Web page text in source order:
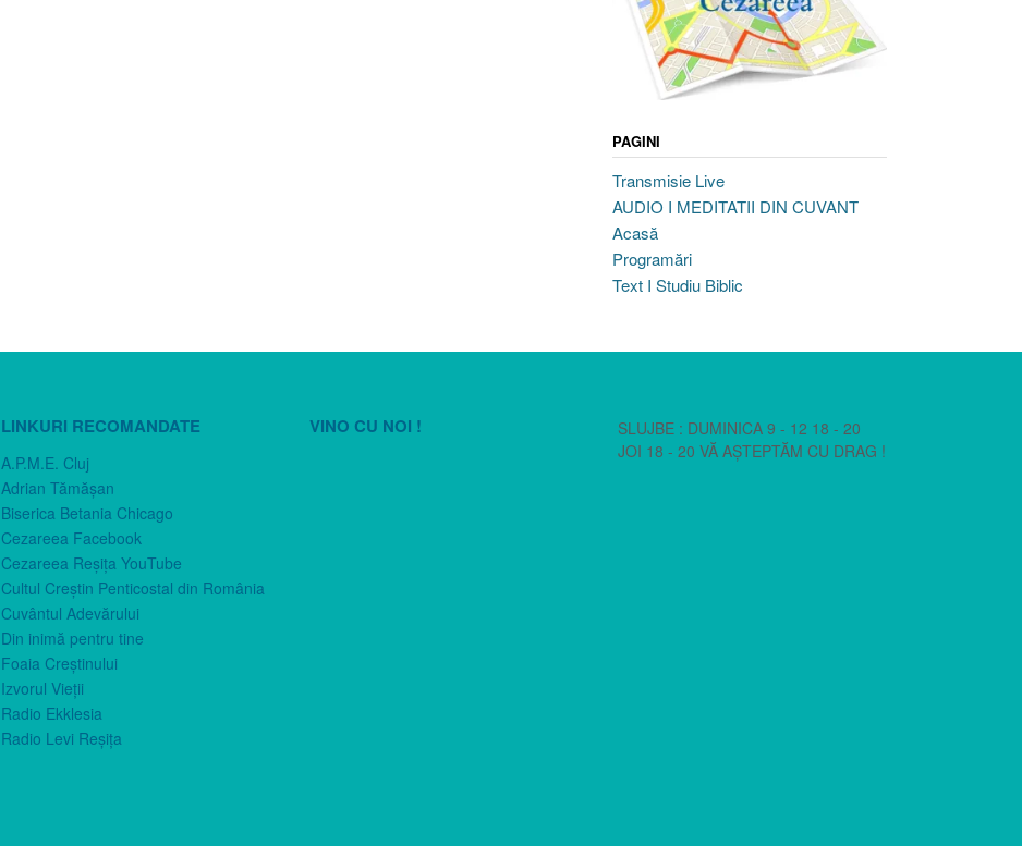
PAGINI
Transmisie Live
AUDIO I MEDITATII DIN CUVANT
Acasă
Programări
Text I Studiu Biblic
LINKURI RECOMANDATE
A.P.M.E. Cluj
Adrian Tămăşan
Biserica Betania Chicago
Cezareea Facebook
Cezareea Reşiţa YouTube
Cultul Creştin Penticostal din România
Cuvântul Adevărului
Din inimă pentru tine
Foaia Creştinului
Izvorul Vieţii
Radio Ekklesia
Radio Levi Reşiţa
VINO CU NOI !
SLUJBE : DUMINICA 9 - 12 18 - 20
JOI 18 - 20 VĂ AȘTEPTĂM CU DRAG !